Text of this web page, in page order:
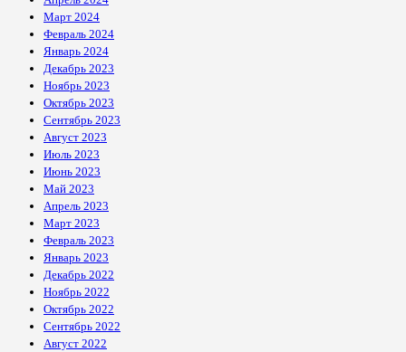
Март 2024
Февраль 2024
Январь 2024
Декабрь 2023
Ноябрь 2023
Октябрь 2023
Сентябрь 2023
Август 2023
Июль 2023
Июнь 2023
Май 2023
Апрель 2023
Март 2023
Февраль 2023
Январь 2023
Декабрь 2022
Ноябрь 2022
Октябрь 2022
Сентябрь 2022
Август 2022